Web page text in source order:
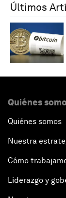
Últimos
Quiénes
Quiénes somos
Nuestra
Cómo
Liderazgo y